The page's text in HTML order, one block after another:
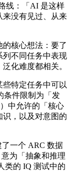
线：「AI 是这样
来没有见过、从来
核心想法：要了
列不同任务中表现
化难度都相关。
特定任务中可以
条件限制为「发
）中允许的「核心
，以及对意图的
一个 ARC 数据
意为「抽象和推理
类的 IQ 测试中的